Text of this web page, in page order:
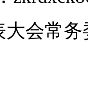
大会常